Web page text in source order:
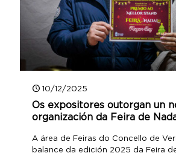
10/12/2025
Os expositores outorgan un
organización da Feira de
A área de Feiras do Concello de
balance da edición 2025 da Feira